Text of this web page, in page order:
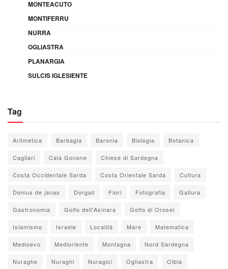
MONTEACUTO
MONTIFERRU
NURRA
OGLIASTRA
PLANARGIA
SULCIS IGLESIENTE
Tag
Aritmetica Barbagia Baronia Biologia Botanica
Cagliari Cala Gonone Chiese di Sardegna
Costa Occidentale Sarda Costa Orientale Sarda Cultura
Domus de janas Dorgali Fiori Fotografia Gallura
Gastronomia Golfo dell'Asinara Golfo di Orosei
Islamismo Israele Località Mare Matematica
Medioevo Medioriente Montagna Nord Sardegna
Nuraghe Nuraghi Nuragici Ogliastra Olbia